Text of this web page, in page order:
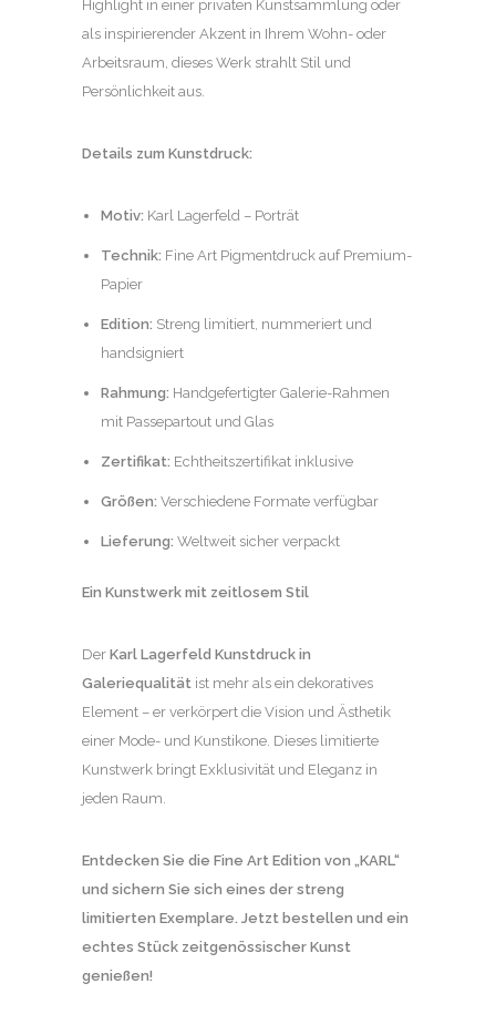
Highlight in einer privaten Kunstsammlung oder
als inspirierender Akzent in Ihrem Wohn- oder
Arbeitsraum, dieses Werk strahlt Stil und
Persönlichkeit aus.
Details zum Kunstdruck:
Motiv: Karl Lagerfeld – Porträt
Technik: Fine Art Pigmentdruck auf Premium-
Papier
Edition: Streng limitiert, nummeriert und
handsigniert
Rahmung: Handgefertigter Galerie-Rahmen
mit Passepartout und Glas
Zertifikat: Echtheitszertifikat inklusive
Größen: Verschiedene Formate verfügbar
Lieferung: Weltweit sicher verpackt
Ein Kunstwerk mit zeitlosem Stil
Der Karl Lagerfeld Kunstdruck in
Galeriequalität ist mehr als ein dekoratives
Element – er verkörpert die Vision und Ästhetik
einer Mode- und Kunstikone. Dieses limitierte
Kunstwerk bringt Exklusivität und Eleganz in
jeden Raum.
Entdecken Sie die Fine Art Edition von „KARL“
und sichern Sie sich eines der streng
limitierten Exemplare. Jetzt bestellen und ein
echtes Stück zeitgenössischer Kunst
genießen!